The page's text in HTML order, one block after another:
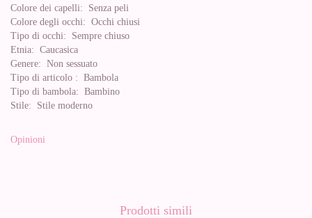
Colore dei capelli: Senza peli
Colore degli occhi: Occhi chiusi
Tipo di occhi: Sempre chiuso
Etnia: Caucasica
Genere: Non sessuato
Tipo di articolo : Bambola
Tipo di bambola: Bambino
Stile: Stile moderno
Opinioni
Prodotti simili